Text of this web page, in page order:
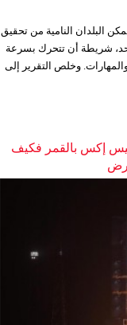
البلدان النامية من تحقيق
شريطة أن تتحرك بسرعة
وخلص التقرير إلى
إكس بالقمر فكيف